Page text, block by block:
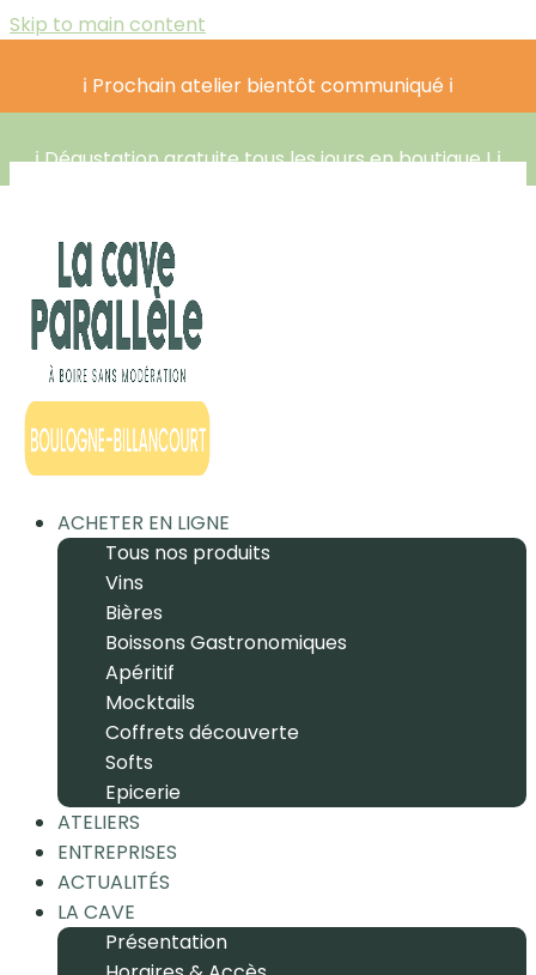
Skip to main content
ℹ️ Prochain atelier bientôt communiqué ℹ️
ℹ️ Dégustation gratuite tous les jours en boutique ! ℹ️
ACHETER EN LIGNE
Tous nos produits
Vins
Bières
Boissons Gastronomiques
Apéritif
Mocktails
Coffrets découverte
Softs
Epicerie
ATELIERS
ENTREPRISES
ACTUALITÉS
LA CAVE
Présentation